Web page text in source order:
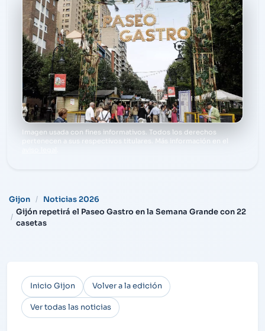
Imagen usada con fines informativos. Todos los derechos
pertenecen a sus respectivos titulares. Más información en el
Gijon
Noticias 2026
Gijón repetirá el Paseo Gastro en la Semana Grande con 22
casetas
Inicio Gijon Volver a la edición
Ver todas las noticias